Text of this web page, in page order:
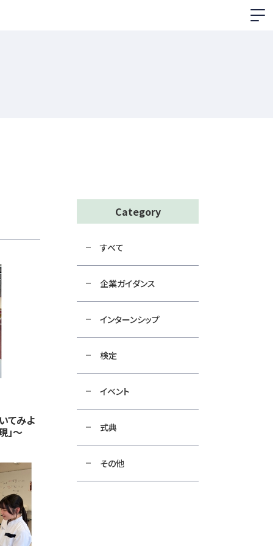
てみよ
」～
Category
すべて
企業ガイダンス
インターンシップ
検定
イベント
式典
その他